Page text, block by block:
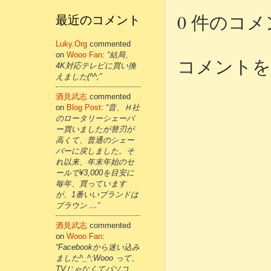
0 件のコメ
コメント
最近のコメント
Luky.org commented
on Wooo Fan: “結局、
4K対応テレビに買い換
えました(^^;”
酒見武志 commented
on Blog Post: “昔、Ｈ社
のロータリーシェーバ
ー買いましたが替刃が
高くて、普通のシェー
バーに戻しました。そ
れ以来、年末年始のセ
ールで¥3,000を目安に
毎年、買っています
が、1番いいブランドは
ブラウン …”
酒見武志 commented
on Wooo Fan:
“Facebookから迷い込み
ました^_^;Wooo って、
TVじゃなくてパソコ